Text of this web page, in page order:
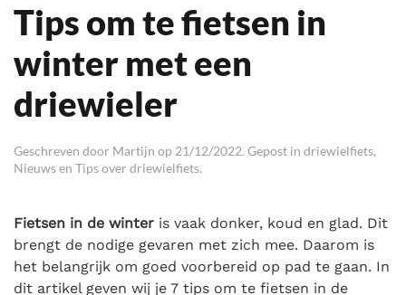
Tips om te fietsen in
winter met een
driewieler
Geschreven door Martijn op 21/12/2022. Gepost in driewielfiets,
Nieuws en Tips over driewielfiets.
Fietsen in de winter is vaak donker, koud en glad. Dit
brengt de nodige gevaren met zich mee. Daarom is
het belangrijk om goed voorbereid op pad te gaan. In
dit artikel geven wij je 7 tips om te fietsen in de